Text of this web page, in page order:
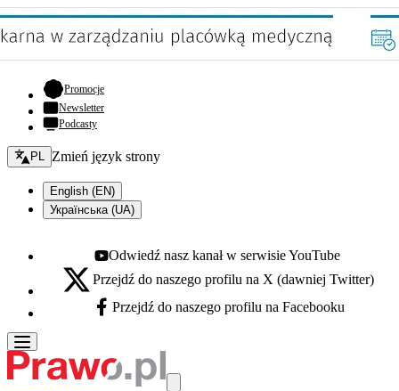
Promocje- otwiera się w nowej karcie
Newsletter
Podcasty
Zmień język - bieżący:
PL Zmień język strony
English (EN)
Українська (UA)
Youtube - otwiera się w nowej karcie
Odwiedź nasz kanał w serwisie YouTube
X - otwiera się w nowej karcie
Przejdź do naszego profilu na X (dawniej Twitter)
Facebook - otwiera się w nowej karcie
Przejdź do naszego profilu na Facebooku